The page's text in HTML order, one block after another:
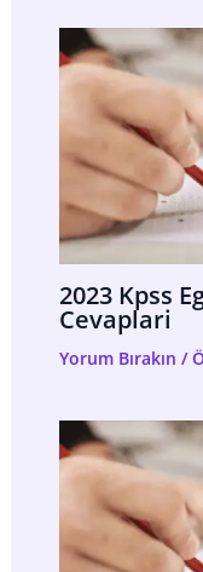
2023 Kpss
Cevaplari
Yorum Bırakın /